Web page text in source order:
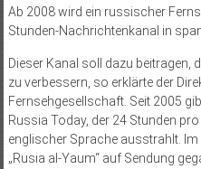
Ab 2008 wird ein russischer
Stunden-Nachrichtenkanal in
Dieser Kanal soll dazu beitragen,
zu verbessern, so erklärte der
Fernsehgesellschaft. Seit 2005
Russia Today, der 24 Stunden
englischer Sprache ausstrahlt.
„Rusia al-Yaum“ auf Sendung